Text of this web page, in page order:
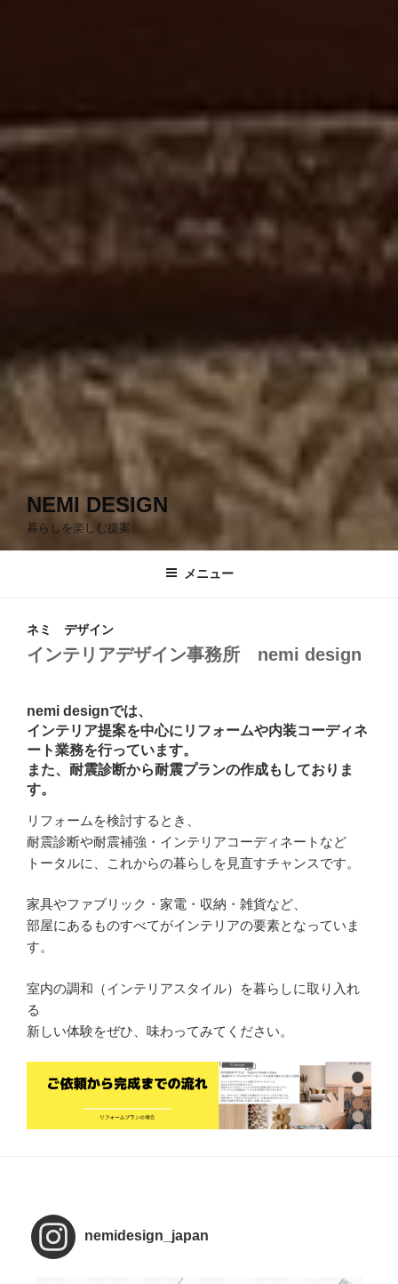
NEMI DESIGN
暮らしを楽しむ提案
メニュー
ネミ デザイン
インテリアデザイン事務所 nemi design
nemi designでは、
インテリア提案を中心にリフォームや内装コーディネ
ート業務を行っています。
また、耐震診断から耐震プランの作成もしておりま
す。
リフォームを検討するとき、
耐震診断や耐震補強・インテリアコーディネートなど
トータルに、これからの暮らしを見直すチャンスです。
家具やファブリック・家電・収納・雑貨など、
部屋にあるものすべてがインテリアの要素となっていま
す。
室内の調和（インテリアスタイル）を暮らしに取り入れ
る
新しい体験をぜひ、味わってみてください。
nemidesign_japan